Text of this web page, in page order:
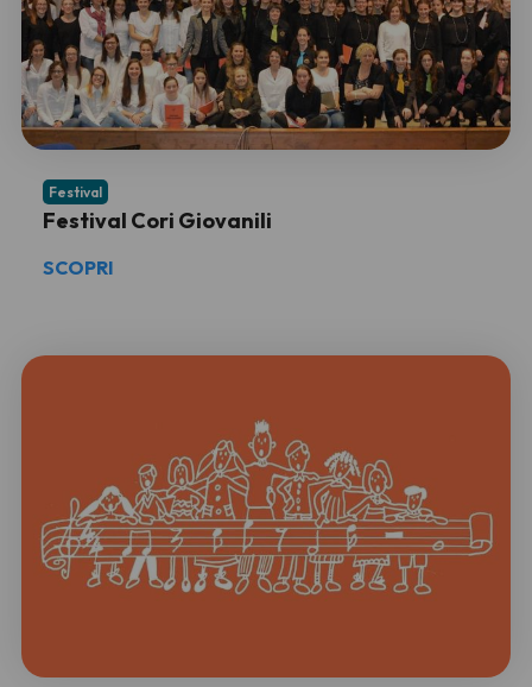
Festival Cori Giovanili
Festival
SCOPRI